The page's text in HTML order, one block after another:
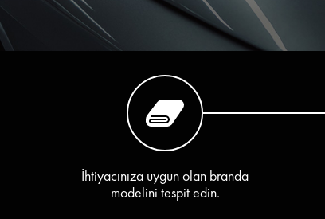
İhtiyacınıza uygun olan branda
modelini tespit edin.